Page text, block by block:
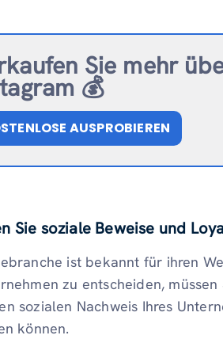
Sie mehr
💰
AUSPROBIEREN
Sie soziale Beweise und
ist bekannt für ihren
zu entscheiden,
sozialen Nachweis Ihres
können.